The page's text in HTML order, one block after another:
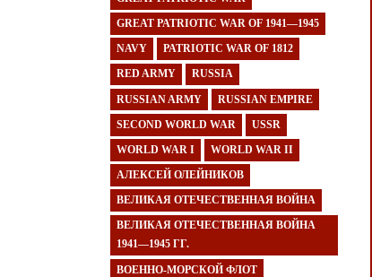
GREAT PATRIOTIC WAR OF 1941—1945
NAVY PATRIOTIC WAR OF 1812
RED ARMY RUSSIA
RUSSIAN ARMY RUSSIAN EMPIRE
SECOND WORLD WAR USSR
WORLD WAR I WORLD WAR II
АЛЕКСЕЙ ОЛЕЙНИКОВ
ВЕЛИКАЯ ОТЕЧЕСТВЕННАЯ ВОЙНА
ВЕЛИКАЯ ОТЕЧЕСТВЕННАЯ ВОЙНА
1941—1945 ГГ.
ВОЕННО-МОРСКОЙ ФЛОТ